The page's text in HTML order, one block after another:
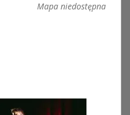
Mapa niedostępna